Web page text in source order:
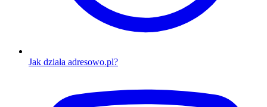
Jak działa adresowo.pl?